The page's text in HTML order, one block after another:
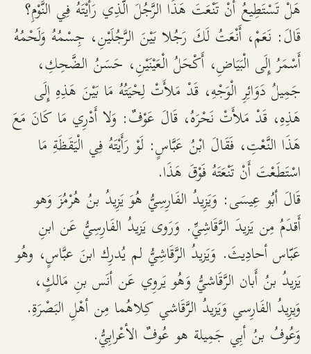
هَلْ تَسْتَطِيعُ أَنْ تَنْعَتَ هَذَا الرَّجُلَ الَّذِي رَأَيْتَهُ فِي النَّوْمِ؟
قَالَ: نَعَمْ، أَنْعَتُ لَكَ رَجُلا بَيْنَ الرَّجُلَيْنِ، جِسْمُهُ وَلَحْمُهُ
أَسْمَرُ إِلَى الْبَيَاضِ، أَكْحَلُ الْعَيْنَيْنِ، حَسَنُ الضَّحِكِ،
جَمِيلُ دَوَائِرِ الْوَجْهِ، قَدْ مَلأَتْ لِحْيَتُهُ مَا بَيْنَ هَذِهِ إِلَى
هَذِهِ، قَدْ مَلأَتْ نَحْرَهُ، قَالَ عَوْفٌ: وَلا أَدْرِي مَا كَانَ مَعَ
هَذَا النَّعْتِ، فَقَالَ ابْنُ عَبَّاسٍ: لَوْ رَأَيْتَهُ فِي الْيَقَظَةِ مَا
اسْتَطَعْتَ أَنْ تَنْعَتَهُ فَوْقَ هَذَا.
قَالَ أبُو عِيسَى: وَيَزِيدُ الفَارِسِيُّ هُوَ يَزِيدُ بنُ هُرْمُزَ وَهو
أَقدَمُ مِن يَزيدَ الرَّقَاشِيِّ. وَرَوى يَزيدُ الفَارِسِيُّ عَن ابنِ
عَبّاس أحادِيثَ. وَيَزيدُ الرَّقَاشِيُّ لم يُدرِك ابنَ عبَّاسٍ، وهُو
يَزيدُ بنُ أَبان الرَّقَاشيُّ وَهُو يَروِي عَن أنَس بنِ مَالكٍ،
وَيزِيدُ الفَارِسي وَيَزيدُ الرَّقَاشي كِلاهُما مِن أهْلِ البَصْرَةِ.
وَعُوفُ بنُ أبِي جَمِيلة هو عُوفٌ الأعْرابِيُّ.